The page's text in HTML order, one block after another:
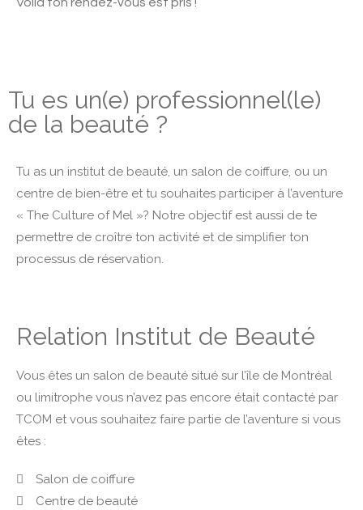
Tu es un(e) professionnel(le)
de la beauté ?
Tu as un institut de beauté, un salon de coiffure, ou un
centre de bien-être et tu souhaites participer à l’aventure
« The Culture of Mel »? Notre objectif est aussi de te
permettre de croître ton activité et de simplifier ton
processus de réservation.
Relation Institut de Beauté
Vous êtes un salon de beauté situé sur l’île de Montréal
ou limitrophe vous n’avez pas encore était contacté par
TCOM et vous souhaitez faire partie de l’aventure si vous
êtes :
Salon de coiffure
Centre de beauté